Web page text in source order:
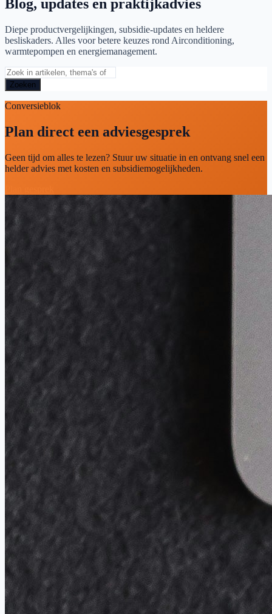
Blog, updates en praktijkadvies
Diepe productvergelijkingen, subsidie-updates en heldere
besliskaders. Alles voor betere keuzes rond Airconditioning,
warmtepompen en energiemanagement.
Zoeken
Conversieblok
Plan direct een adviesgesprek
Geen tijd om alles te lezen? Stuur uw situatie in en ontvang snel een
helder advies met kosten en subsidiemogelijkheden.